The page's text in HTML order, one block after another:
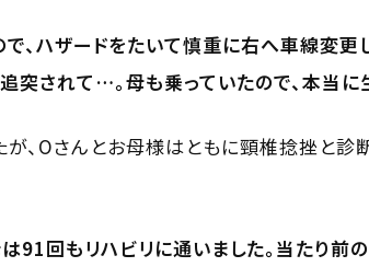
、ハザードをたいて慎重に右へ車線変更
追突されて…。母も乗っていたので、本当
、Oさんとお母様はともに頸椎捻挫と診
91回もリハビリに通いました。当たり前